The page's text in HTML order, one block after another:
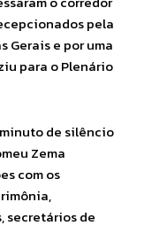
pela
Gerais e por uma
para o Plenário
de silêncio
Zema
com os
secretários de